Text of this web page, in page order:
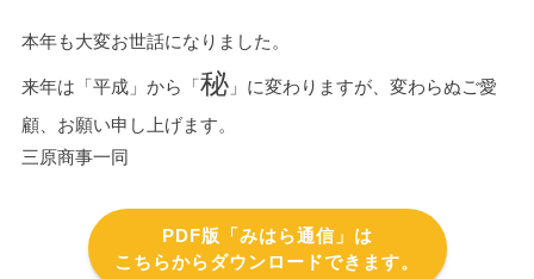
本年も大変お世話になりました。
来年は「平成」から「秘」に変わりますが、変わらぬご愛
顧、お願い申し上げます。
三原商事一同
PDF版「みはら通信」は
こちらからダウンロードできます。